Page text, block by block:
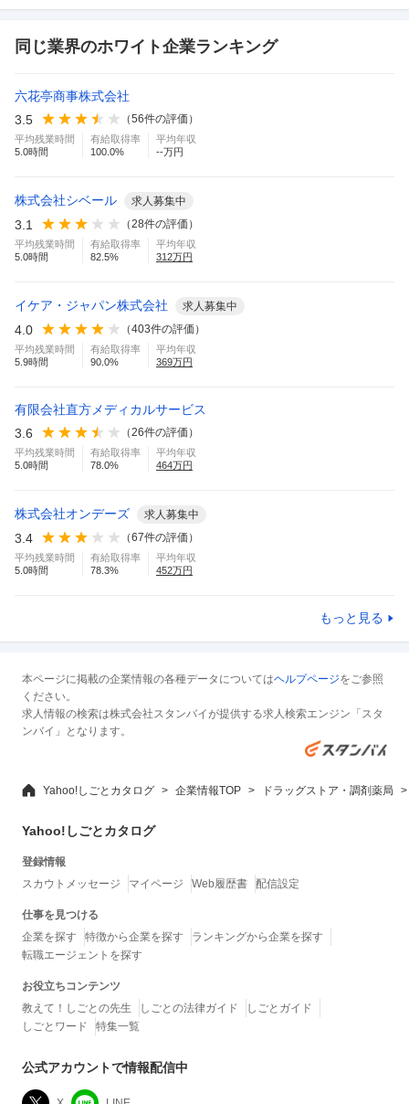
同じ業界のホワイト企業ランキング
六花亭商事株式会社
3.5
（56件の評価）
平均残業時間
5.0時間
有給取得率
100.0%
平均年収
--万円
株式会社シベール 求人募集中
3.1 （28件の評価）
平均残業時間
5.0時間
有給取得率
82.5%
平均年収
312万円
イケア・ジャパン株式会社 求人募集中
4.0 （403件の評価）
平均残業時間
5.9時間
有給取得率
90.0%
平均年収
369万円
有限会社直方メディカルサービス
3.6
（26件の評価）
平均残業時間
5.0時間
有給取得率
78.0%
平均年収
464万円
株式会社オンデーズ 求人募集中
3.4 （67件の評価）
平均残業時間
5.0時間
有給取得率
78.3%
平均年収
452万円
もっと見る
本ページに掲載の企業情報の各種データについてはヘルプページをご参照
ください。
求人情報の検索は株式会社スタンバイが提供する求人検索エンジン「スタ
ンバイ」となります。
Yahoo!しごとカタログ 企業情報TOP ドラッグストア・調剤薬局
Yahoo!しごとカタログ
登録情報
スカウトメッセージ
マイページ Web履歴書 配信設定
仕事を見つける
企業を探す
特徴から企業を探す
ランキングから企業を探す
転職エージェントを探す
お役立ちコンテンツ
教えて！しごとの先生
しごとの法律ガイド
しごとガイド
しごとワード
特集一覧
公式アカウントで情報配信中